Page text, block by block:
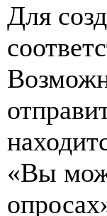
Для
«Вы